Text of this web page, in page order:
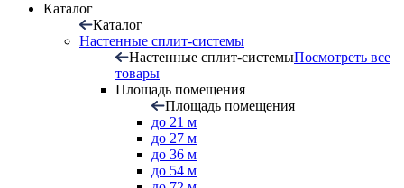
Каталог
Каталог
Настенные сплит-системы
Настенные сплит-системыПосмотреть все
товары
Площадь помещения
Площадь помещения
до 21 м
до 27 м
до 36 м
до 54 м